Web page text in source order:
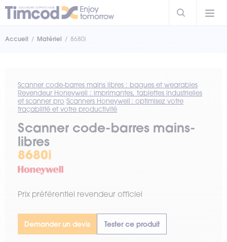
Accueil Matériel 8680i
Scanner code-barres mains libres : bagues et wearables
Revendeur Honeywell : imprimantes, tablettes industrielles
et scanner pro Scanners Honeywell : optimisez votre
traçabilité et votre productivité
Scanner code-barres mains-
libres
8680i
Prix préférentiel revendeur officiel
Demander un devis Tester ce produit